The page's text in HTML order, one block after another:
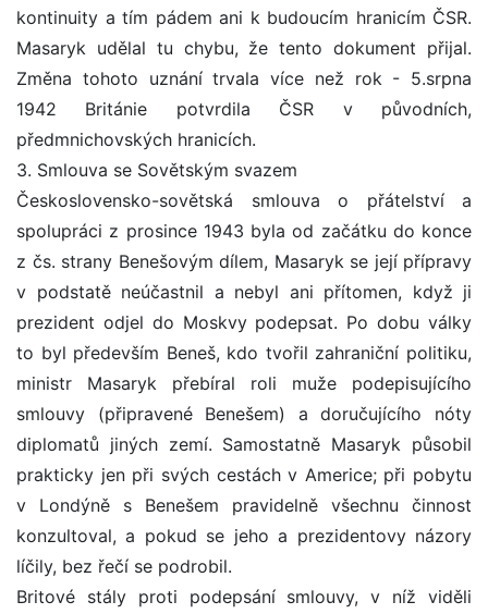
kontinuity a tím pádem ani k budoucím hranicím ČSR.
Masaryk udělal tu chybu, že tento dokument přijal.
Změna tohoto uznání trvala více než rok - 5.srpna
1942 Británie potvrdila ČSR v původních,
předmnichovských hranicích.
3. Smlouva se Sovětským svazem
Československo-sovětská smlouva o přátelství a
spolupráci z prosince 1943 byla od začátku do konce
z čs. strany Benešovým dílem, Masaryk se její přípravy
v podstatě neúčastnil a nebyl ani přítomen, když ji
prezident odjel do Moskvy podepsat. Po dobu války
to byl především Beneš, kdo tvořil zahraniční politiku,
ministr Masaryk přebíral roli muže podepisujícího
smlouvy (připravené Benešem) a doručujícího nóty
diplomatů jiných zemí. Samostatně Masaryk působil
prakticky jen při svých cestách v Americe; při pobytu
v Londýně s Benešem pravidelně všechnu činnost
konzultoval, a pokud se jeho a prezidentovy názory
líčily, bez řečí se podrobil.
Britové stály proti podepsání smlouvy, v níž viděli